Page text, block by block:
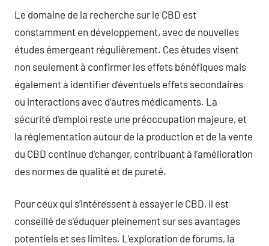
Le domaine de la recherche sur le CBD est
constamment en développement, avec de nouvelles
études émergeant régulièrement. Ces études visent
non seulement à confirmer les effets bénéfiques mais
également à identifier d’éventuels effets secondaires
ou interactions avec d’autres médicaments. La
sécurité d’emploi reste une préoccupation majeure, et
la réglementation autour de la production et de la vente
du CBD continue d’changer, contribuant à l’amélioration
des normes de qualité et de pureté.
Pour ceux qui s’intéressent à essayer le CBD, il est
conseillé de s’éduquer pleinement sur ses avantages
potentiels et ses limites. L’exploration de forums, la